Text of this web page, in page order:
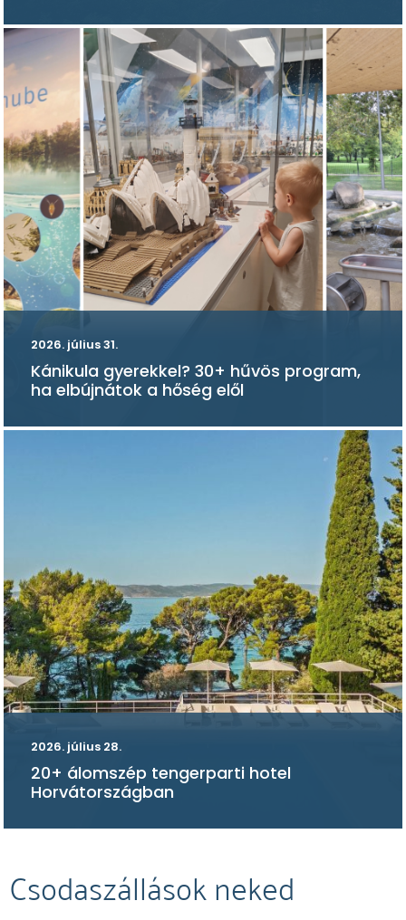
2026. július 31.
Kánikula gyerekkel? 30+ hűvös program,
ha elbújnátok a hőség elől
2026. július 28.
20+ álomszép tengerparti hotel
Horvátországban
Csodaszállások neked